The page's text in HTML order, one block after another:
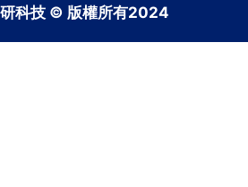
科技 © 版權所有2024